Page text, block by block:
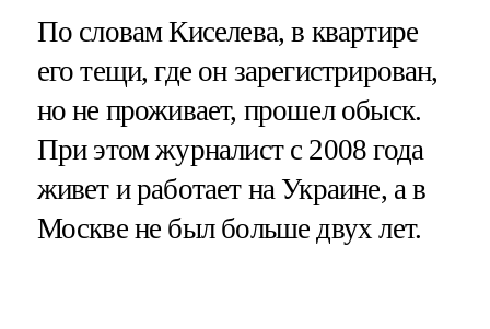
По словам Киселева, в квартире
его тещи, где он зарегистрирован,
но не проживает, прошел обыск.
При этом журналист с 2008 года
живет и работает на Украине, а в
Москве не был больше двух лет.